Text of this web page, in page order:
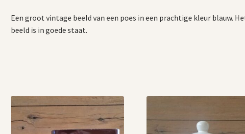
Een groot vintage beeld van een poes in een prachtige kleur blauw.
beeld is in goede staat.